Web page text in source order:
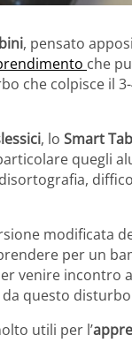
, pensato
che
che colpisce il
, lo Smart
quegli
modificata
per un
venire incontro
questo
utili per l’